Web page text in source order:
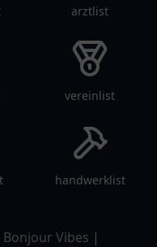
arztlist
vereinlist
handwerklist
Bonjour Vibes |